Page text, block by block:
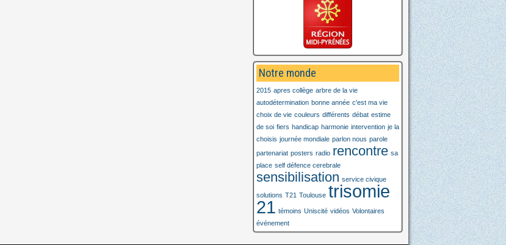
Notre monde
2015 apres collège arbre de la vie
autodétermination bonne année c'est ma vie
choix de vie couleurs différents débat estime
de soi fiers handicap harmonie intervention je la
choisis journée mondiale parlon nous parole
partenariat posters radio rencontre sa
place self défence cerebrale
sensibilisation service civique
solutions T21 Toulouse trisomie
21 témoins Uniscité vidéos Volontaires
événement